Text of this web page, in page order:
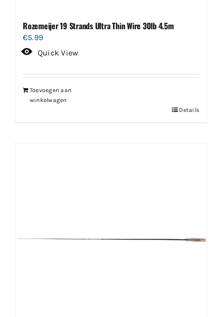
Rozemeijer 19 Strands Ultra Thin Wire 30lb 4.5m
€5.99
Quick View
Toevoegen aan
winkelwagen
Details